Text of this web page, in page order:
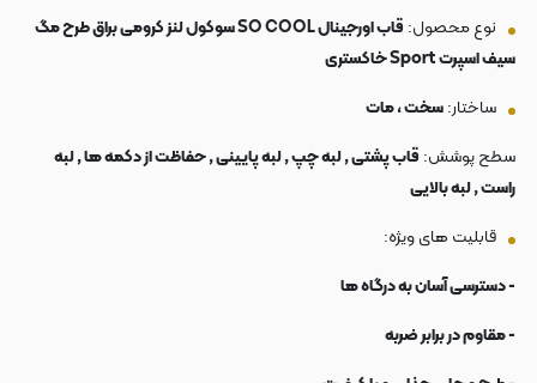
نوع محصول:
قاب اورجینال SO COOL سوکول لنز کرومی براق طرح مگ
سیف اسپرت Sport خاکستری
ساختار:سخت ، مات
سطح پوشش: قاب پشتی , لبه چپ , لبه پایینی , حفاظت از دکمه ها , لبه
راست , لبه بالایی
قابلیت های ویژه:
- دسترسی آسان به درگاه ها
- مقاوم در برابر ضربه